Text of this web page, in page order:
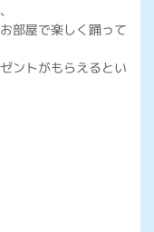
部屋で楽しく踊って
ントがもらえるとい